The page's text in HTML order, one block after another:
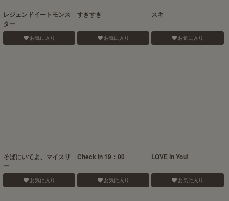
レジェンドイートモンス
ター
お気に入り
すきすき
お気に入り
スキ
お気に入り
そばにいてよ、マイスリ
ー
お気に入り
Check in 19：00
お気に入り
LOVE in You!
お気に入り